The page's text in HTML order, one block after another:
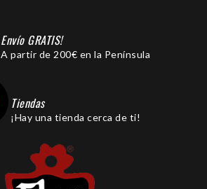
Envío GRATIS!
A partir de 200€ en la Península
Tiendas
¡Hay una tienda cerca de ti!